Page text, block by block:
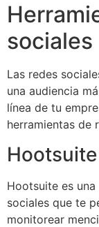
sociales
Las redes
una audiencia
línea de tu
herramientas de
Hootsuite
Hootsuite es
sociales que te
monitorear